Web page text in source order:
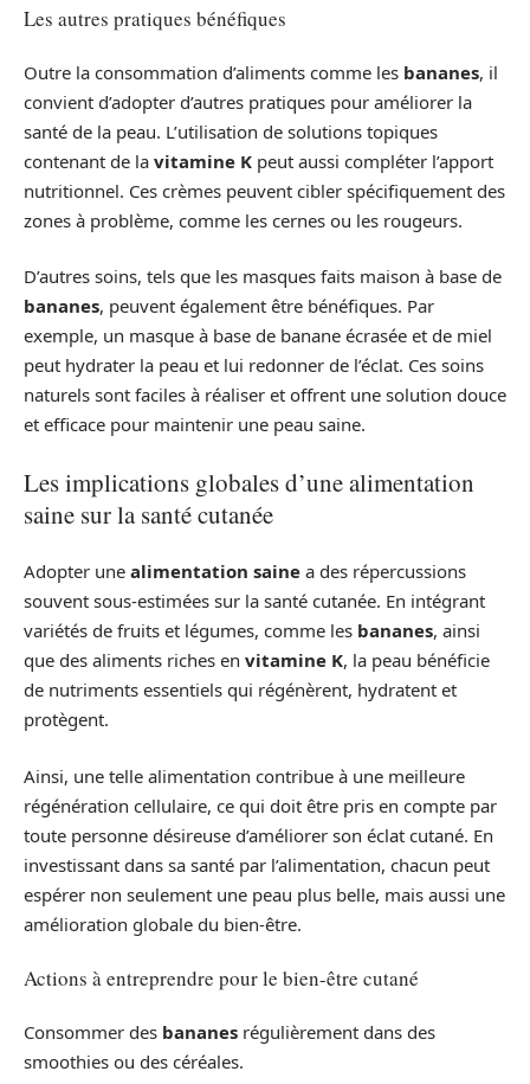
Les autres pratiques bénéfiques
Outre la consommation d’aliments comme les bananes, il
convient d’adopter d’autres pratiques pour améliorer la
santé de la peau. L’utilisation de solutions topiques
contenant de la vitamine K peut aussi compléter l’apport
nutritionnel. Ces crèmes peuvent cibler spécifiquement des
zones à problème, comme les cernes ou les rougeurs.
D’autres soins, tels que les masques faits maison à base de
bananes, peuvent également être bénéfiques. Par
exemple, un masque à base de banane écrasée et de miel
peut hydrater la peau et lui redonner de l’éclat. Ces soins
naturels sont faciles à réaliser et offrent une solution douce
et efficace pour maintenir une peau saine.
Les implications globales d’une alimentation
saine sur la santé cutanée
Adopter une alimentation saine a des répercussions
souvent sous-estimées sur la santé cutanée. En intégrant
variétés de fruits et légumes, comme les bananes, ainsi
que des aliments riches en vitamine K, la peau bénéficie
de nutriments essentiels qui régénèrent, hydratent et
protègent.
Ainsi, une telle alimentation contribue à une meilleure
régénération cellulaire, ce qui doit être pris en compte par
toute personne désireuse d’améliorer son éclat cutané. En
investissant dans sa santé par l’alimentation, chacun peut
espérer non seulement une peau plus belle, mais aussi une
amélioration globale du bien-être.
Actions à entreprendre pour le bien-être cutané
Consommer des bananes régulièrement dans des
smoothies ou des céréales.